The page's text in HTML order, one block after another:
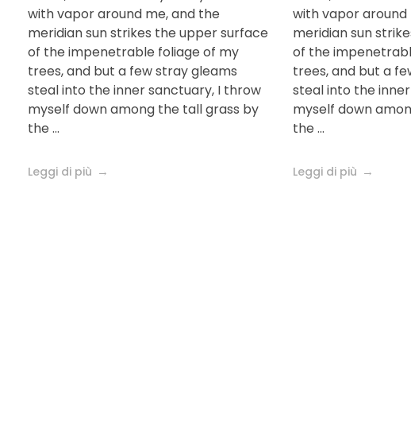
che rivoluziona la
cura del
cheratocono
with vapor around me, and the
meridian sun strikes the upper surface
of the impenetrable foliage of my
trees, and but a few stray gleams
steal into the inner sanctuary, I throw
myself down among the tall grass by
the ...
Leggi di più
with vapor around
meridian sun
of the
trees, and but a
steal into the
myself down
the ...
Leggi di più